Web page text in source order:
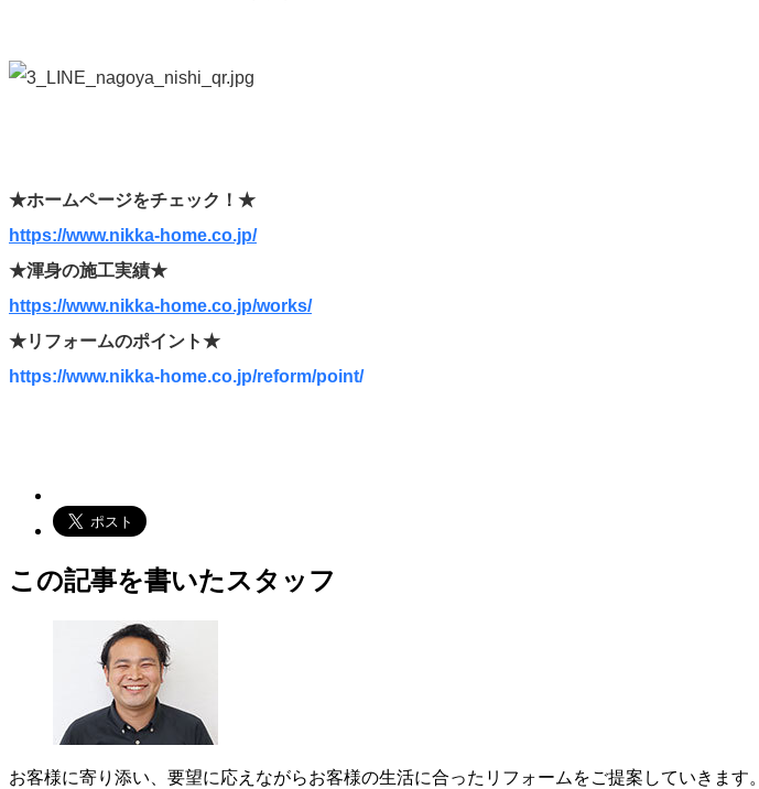
★ホームページをチェック！★
https://www.nikka-home.co.jp/
★渾身の施工実績★
https://www.nikka-home.co.jp/works/
★リフォームのポイント★
https://www.nikka-home.co.jp/reform/point/
この記事を書いたスタッフ
お客様に寄り添い、要望に応えながらお客様の生活に合ったリフォームをご提案していきます。